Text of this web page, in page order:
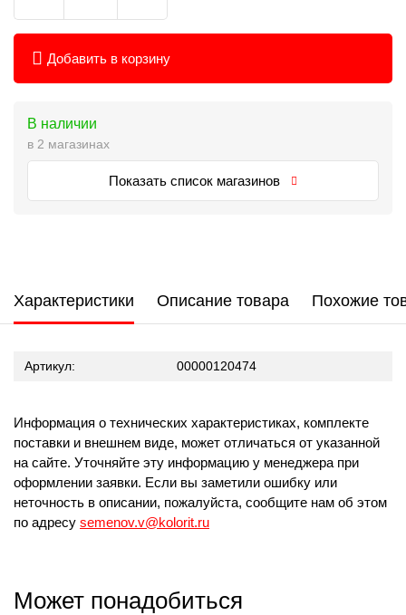
Добавить в корзину
В наличии
в 2 магазинах
Показать список магазинов
Характеристики Описание товара Похожие
Артикул: 00000120474
Информация о технических характеристиках, комплекте
поставки и внешнем виде, может отличаться от указанной
на сайте. Уточняйте эту информацию у менеджера при
оформлении заявки. Если вы заметили ошибку или
неточность в описании, пожалуйста, сообщите нам об этом
по адресу semenov.v@kolorit.ru
Может понадобиться